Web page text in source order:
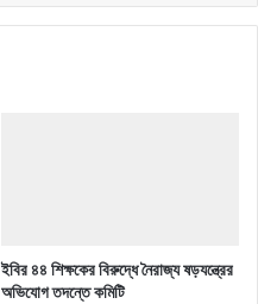
ইবির ৪৪ শিক্ষকের বিরুদ্ধে নৈরাজ্য ষড়যন্ত্রের
অভিযোগ তদন্তে কমিটি